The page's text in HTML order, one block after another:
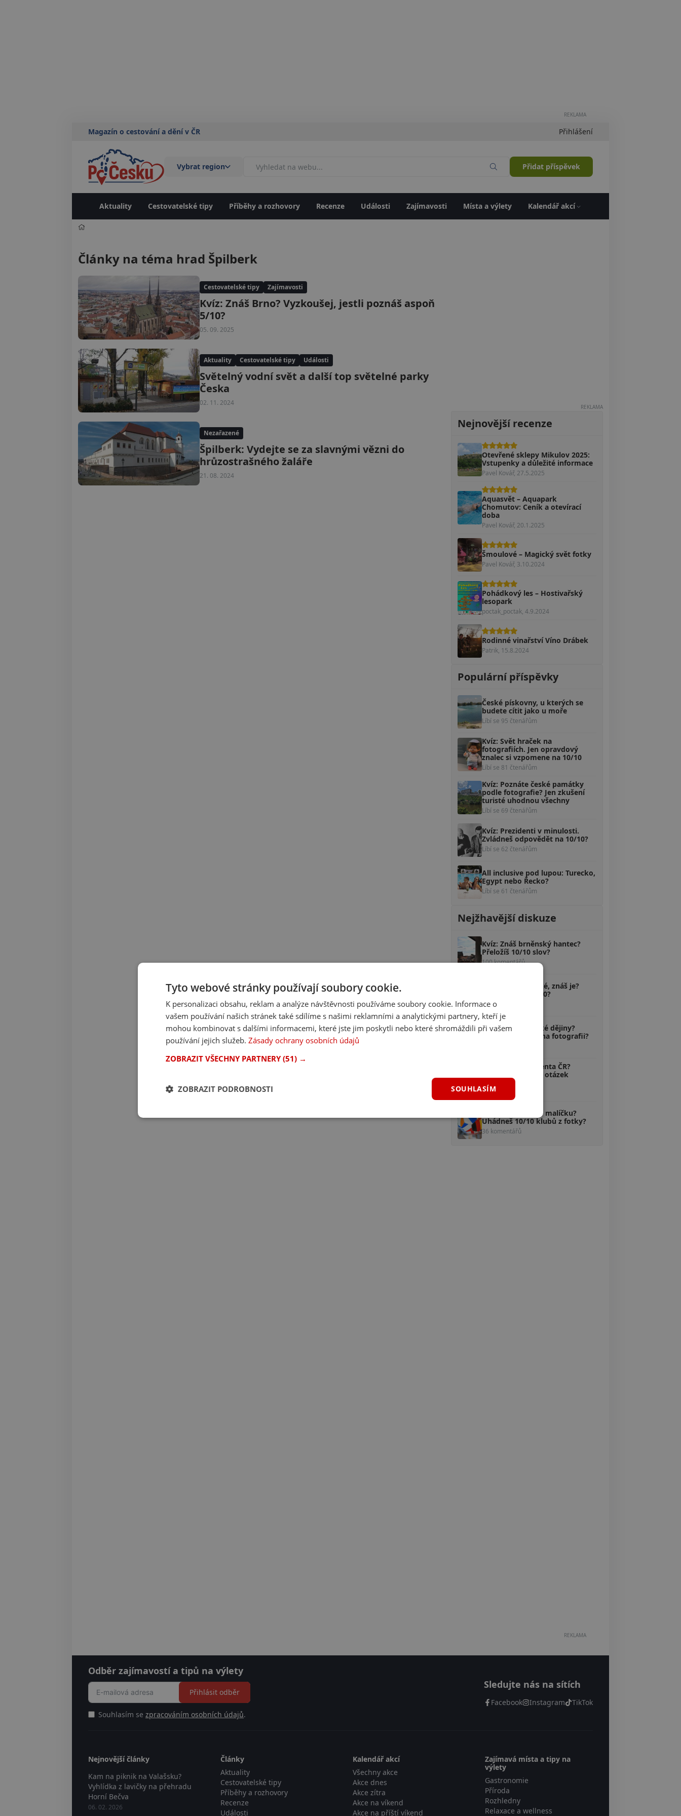
REKLAMA
Magazín o cestování a dění v ČR Přihlášení
Vybrat region Přidat příspěvek
Aktuality Cestovatelské tipy Příběhy a rozhovory Recenze Události Zajímavosti Místa a výlety Kalendář akcí
Články na téma hrad Špilberk
Cestovatelské tipy Zajímavosti
Kvíz: Znáš Brno? Vyzkoušej, jestli poznáš aspoň
5/10?
05. 09. 2025
Aktuality Cestovatelské tipy Události
Světelný vodní svět a další top světelné parky
Česka
02. 11. 2024
Nezařazené
Špilberk: Vydejte se za slavnými vězni do
hrůzostrašného žaláře
21. 08. 2024
REKLAMA
Nejnovější recenze
Otevřené sklepy Mikulov 2025:
Vstupenky a důležité informace
Pavel Kovář, 27.5.2025
Aquasvět – Aquapark
Chomutov: Ceník a otevírací
doba
Pavel Kovář, 20.1.2025
Šmoulové – Magický svět fotky
Pavel Kovář, 3.10.2024
Pohádkový les – Hostivařský
lesopark
poctak_poctak, 4.9.2024
Rodinné vinařství Víno Drábek
Patrik, 15.8.2024
Populární příspěvky
České pískovny, u kterých se
budete cítit jako u moře
Líbí se 95 čtenářům
Kvíz: Svět hraček na
fotografiích. Jen opravdový
znalec si vzpomene na 10/10
Líbí se 81 čtenářům
Kvíz: Poznáte české památky
podle fotografie? Jen zkušení
turisté uhodnou všechny
Líbí se 69 čtenářům
Kvíz: Prezidenti v minulosti.
Zvládneš odpovědět na 10/10?
Líbí se 62 čtenářům
All inclusive pod lupou: Turecko,
Egypt nebo Řecko?
Líbí se 61 čtenářům
Nejžhavější diskuze
Kvíz: Znáš brněnský hantec?
Přeložíš 10/10 slov?
100 komentářů
Kvíz: Pověsti české, znáš je?
Poznáš aspoň 5/10?
58 komentářů
Kvíz: Zvládáš české dějiny?
Uhodneš, kdo je na fotografii?
Kvíz: Znáš prezidenta ČR?
Odpovíš na 10/10 otázek
38 komentářů
Kvíz: Máš fotbal v malíčku?
Uhádneš 10/10 klubů z fotky?
36 komentářů
REKLAMA
Odběr zajímavostí a tipů na výlety
Souhlasím se zpracováním osobních údajů.
Přihlásit odběr
Sledujte nás na sítích
Facebook Instagram TikTok
Nejnovější články
Kam na piknik na Valašsku?
Vyhlídka z lavičky na přehradu
Horní Bečva
06. 02. 2026
Články
Aktuality
Cestovatelské tipy
Příběhy a rozhovory
Recenze
Události
Kalendář akcí
Všechny akce
Akce dnes
Akce zítra
Akce na víkend
Akce na příští víkend
Zajímavá místa a tipy na
výlety
Gastronomie
Příroda
Rozhledny
Relaxace a wellness
Tyto webové stránky používají soubory cookie.
K personalizaci obsahu, reklam a analýze návštěvnosti používáme soubory cookie. Informace o
vašem používání našich stránek také sdílíme s našimi reklamními a analytickými partnery, kteří je
mohou kombinovat s dalšími informacemi, které jste jim poskytli nebo které shromáždili při vašem
používání jejich služeb. Zásady ochrany osobních údajů
ZOBRAZIT VŠECHNY PARTNERY(51) →
SOUHLASÍM
ZOBRAZIT PODROBNOSTI